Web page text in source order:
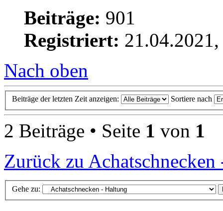
Beiträge: 901
Registriert:
Nach oben
Beiträge der letzten Zeit anzeigen: Sortiere nach
2 Beiträge • Seite 1 von 1
Zurück zu
Gehe zu: